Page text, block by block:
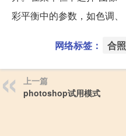
彩平衡中的参数，如色调、
网络标签： 合照
上一篇
photoshop试用模式